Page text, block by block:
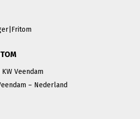
Veendam
– Nederland